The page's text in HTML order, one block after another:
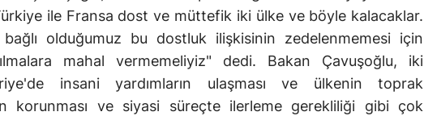
ile Fransa dost ve müttefik iki ülke ve böyle kalacaklar.
bağlı olduğumuz bu dostluk ilişkisinin zedelenmemesi için
mahal vermemeliyiz" dedi. Bakan Çavuşoğlu, iki
insani yardımların ulaşması ve ülkenin toprak
korunması ve siyasi süreçte ilerleme gerekliliği gibi çok